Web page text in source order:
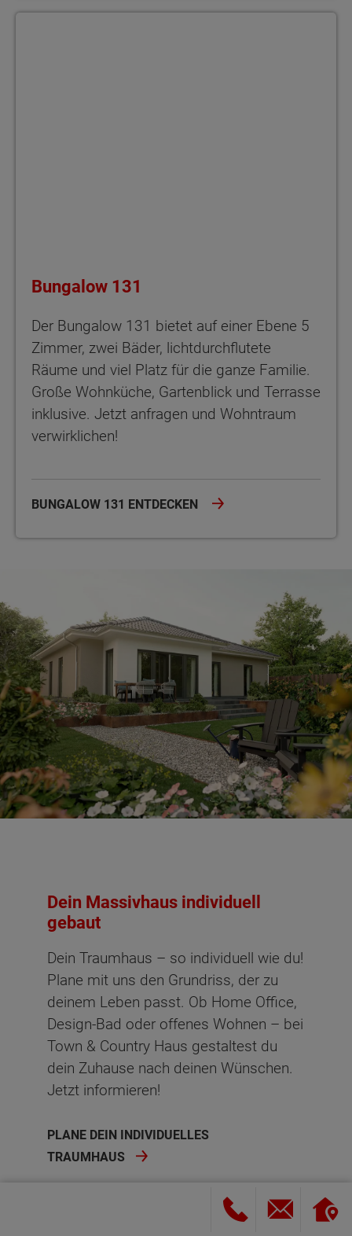
Bungalow 131
Der Bungalow 131 bietet auf einer Ebene 5
Zimmer, zwei Bäder, lichtdurchflutete
Räume und viel Platz für die ganze Familie.
Große Wohnküche, Gartenblick und Terrasse
inklusive. Jetzt anfragen und Wohntraum
verwirklichen!
BUNGALOW 131 ENTDECKEN
Dein Massivhaus individuell
gebaut
Dein Traumhaus – so individuell wie du!
Plane mit uns den Grundriss, der zu
deinem Leben passt. Ob Home Office,
Design-Bad oder offenes Wohnen – bei
Town & Country Haus gestaltest du
dein Zuhause nach deinen Wünschen.
Jetzt informieren!
PLANE DEIN INDIVIDUELLES
TRAUMHAUS